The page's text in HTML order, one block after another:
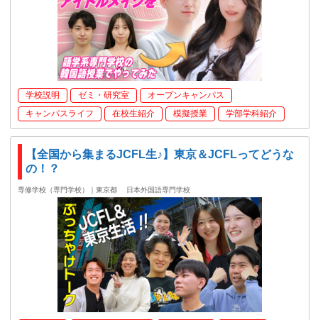
学校説明 ゼミ・研究室
オープンキャンパス
キャンパスライフ
在校生紹介 模擬授業 学部学科紹介
【全国から集まるJCFL生♪】東京＆JCFLってどうな
の！？
専修学校（専門学校）｜東京都 日本外国語専門学校